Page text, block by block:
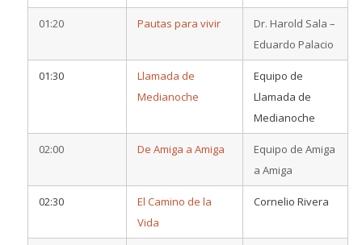
01:20 Pautas para vivir
Dr. Harold Sala –
Eduardo Palacio
01:30
Llamada de
Medianoche
Equipo de
Llamada de
Medianoche
02:00 De Amiga a Amiga
Equipo de Amiga
a Amiga
02:30
El Camino de la
Vida
Cornelio Rivera